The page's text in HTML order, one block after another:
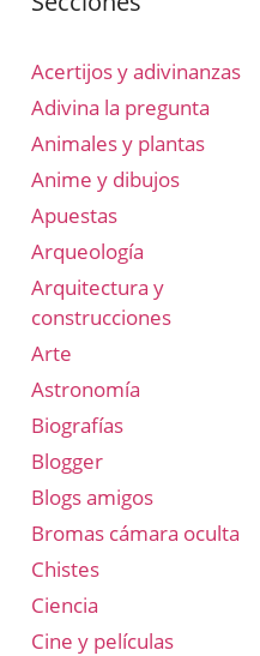
Acertijos y adivinanzas
Adivina la pregunta
Animales y plantas
Anime y dibujos
Apuestas
Arqueología
Arquitectura y
construcciones
Arte
Astronomía
Biografías
Blogger
Blogs amigos
Bromas cámara oculta
Chistes
Ciencia
Cine y películas